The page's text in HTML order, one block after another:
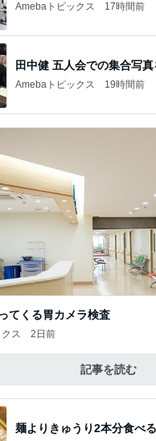
Amebaトピックス 17時間前
田中健 五人会での集合写
Amebaトピックス 19時間前
てくる胃カメラ検査
ス 2日前
記事を読む
麺よりきゅうり2本分食べ